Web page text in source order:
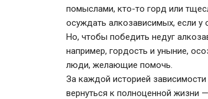
помыслами, кто-то горд или
осуждать алкозависимых, если у
Но, чтобы победить недуг
например, гордость и уныние,
люди, желающие помочь.
За каждой историей
вернуться к полноценной жизни